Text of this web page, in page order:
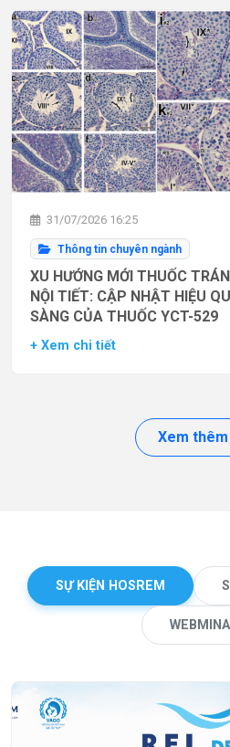
31/07/2026 16:25
Thông tin chuyên ngành
XU HƯỚNG MỚI THUỐC
NỘI TIẾT: CẬP NHẬT HIỆU
SÀNG CỦA THUỐC YCT-529
+ Xem chi tiết
Xem thêm
SỰ KIỆN HOSREM